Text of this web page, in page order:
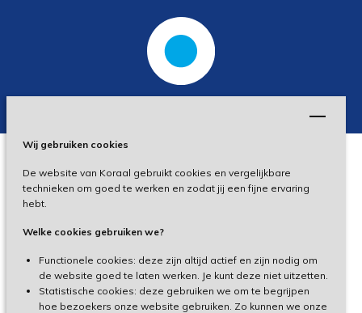
Wij gebruiken cookies
De website van Koraal gebruikt cookies en vergelijkbare
technieken om goed te werken en zodat jij een fijne ervaring
hebt.
Welke cookies gebruiken we?
Functionele cookies: deze zijn altijd actief en zijn nodig om
de website goed te laten werken. Je kunt deze niet uitzetten.
Statistische cookies: deze gebruiken we om te begrijpen
hoe bezoekers onze website gebruiken. Zo kunnen we onze
Privacy
Toegankelijkheid
Cliëntenportaal